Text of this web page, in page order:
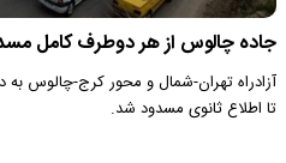
جاده چالوس از هر دوطرف کامل
آزادراه تهران-شمال و محور کرج-چالوس
تا اطلاع ثانوی مسدود شد.